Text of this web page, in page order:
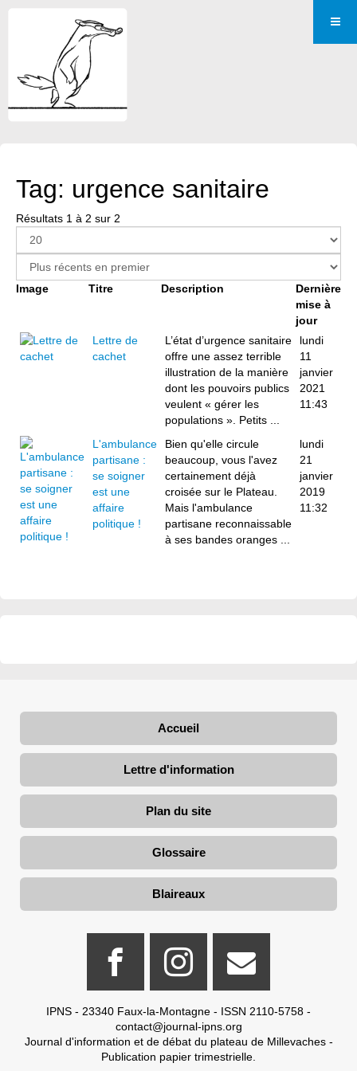
Tag: urgence sanitaire
Résultats 1 à 2 sur 2
Image Titre Description
Dernière
mise à
jour
Lettre de
cachet
L’état d’urgence sanitaire
offre une assez terrible
illustration de la manière
dont les pouvoirs publics
veulent « gérer les
populations ». Petits ...
lundi
11
janvier
2021
11:43
L'ambulance
partisane :
se soigner
est une
affaire
politique !
Bien qu'elle circule
beaucoup, vous l'avez
certainement déjà
croisée sur le Plateau.
Mais l'ambulance
partisane reconnaissable
à ses bandes oranges ...
lundi
21
janvier
2019
11:32
Accueil
Lettre d'information
Plan du site
Glossaire
Blaireaux
IPNS - 23340 Faux-la-Montagne - ISSN 2110-5758 -
contact@journal-ipns.org
Journal d'information et de débat du plateau de Millevaches -
Publication papier trimestrielle.